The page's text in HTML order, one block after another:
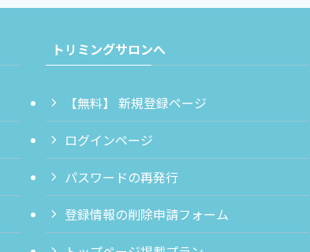
トリミングサロンへ
【無料】 新規登録ページ
ログインページ
パスワードの再発行
登録情報の削除申請フォーム